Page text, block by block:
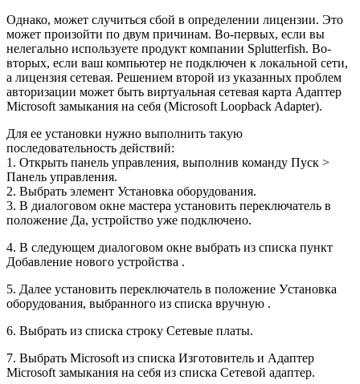
Однако, может случиться сбой в определении лицензии. Это
может произойти по двум причинам. Во-первых, если вы
нелегально используете продукт компании Splutterfish. Во-
вторых, если ваш компьютер не подключен к локальной сети,
а лицензия сетевая. Решением второй из указанных проблем
авторизации может быть виртуальная сетевая карта Aдaптep
Microsoft зaмыкaния нa ceбя (Microsoft Loopback Adapter).
Для ее установки нужно выполнить такую
последовательность действий:
1. Открыть панель управления, выполнив команду Пуск >
Панель управления.
2. Выбрать элемент Установка оборудования.
3. В диалоговом окне мастера установить переключатель в
положение Да, устройство уже подключено.
4. В следующем диалоговом окне выбрать из списка пункт
Добавление нового устройства .
5. Далее установить переключатель в положение Уcтaнoвкa
oбopудoвaния, выбpaннoгo из cпиcкa вpучную .
6. Выбрать из списка строку Сетевые платы.
7. Выбрать Microsoft из списка Изготовитель и Aдaптep
Microsoft зaмыкaния нa ceбя из списка Сетевой адаптер.